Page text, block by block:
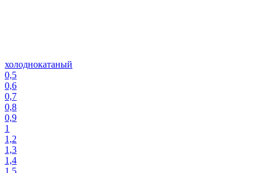
холоднокатаный
0,5
0,6
0,7
0,8
0,9
1
1,2
1,3
1,4
1,5